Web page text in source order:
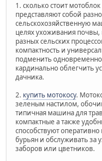
1. сколько стоит
представляют собой
сельскохозяйственную
целях ухоживания
разных сельских
компактность и
подменить
кардинально облегчить
дачника.
2. купить мотокосу.
зеленым настилом,
типичная машина для
компактные а также
способствуют
бурьян и обслуживать за
заборов или цветников.